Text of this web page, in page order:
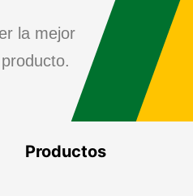
la mejor
Productos